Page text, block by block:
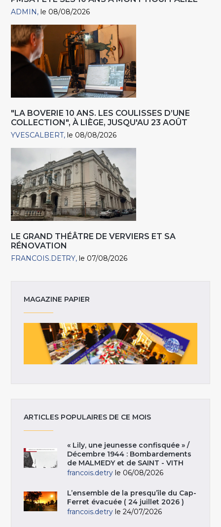
ADMIN le 08/08/2026
"LA BOVERIE 10 ANS. LES COULISSES D’UNE
COLLECTION", À LIÈGE, JUSQU'AU 23 AOÛT
YVESCALBERT le 08/08/2026
LE GRAND THÉÂTRE DE VERVIERS ET SA
RÉNOVATION
FRANCOIS.DETRY le 07/08/2026
MAGAZINE PAPIER
ARTICLES POPULAIRES DE CE MOIS
« Lily, une jeunesse confisquée » /
Décembre 1944 : Bombardements
de MALMEDY et de SAINT - VITH
francois.detry le 06/08/2026
L’ensemble de la presqu’île du Cap-
Ferret évacuée ( 24 juillet 2026 )
francois.detry le 24/07/2026